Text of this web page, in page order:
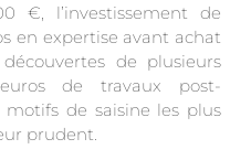
€, l’investissement de
en expertise avant achat
de plusieurs
de travaux post-
motifs de saisine les plus
prudent.